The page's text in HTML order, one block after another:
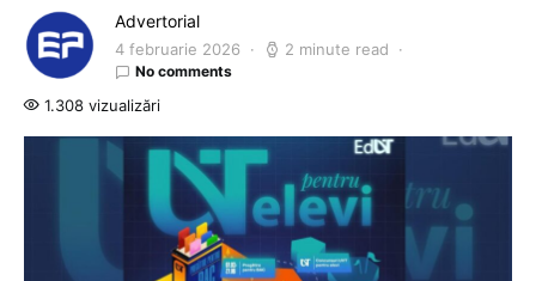
Advertorial
4 februarie 2026 2 minute read
No comments
1.308 vizualizări